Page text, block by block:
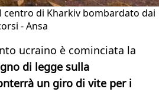
centro di Kharkiv bombardato dai
- Ansa
ucraino è cominciata la
di legge sulla
un giro di vite per i